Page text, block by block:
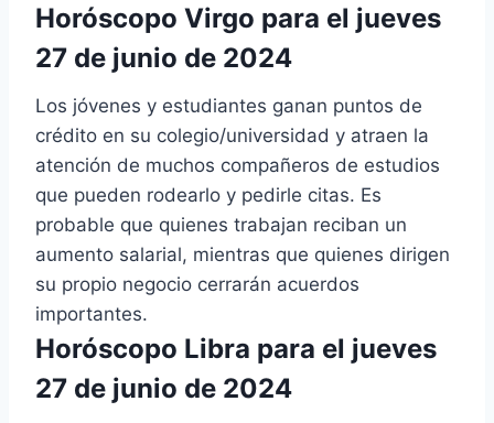
Horóscopo Virgo para el jueves
27 de junio de 2024
Los jóvenes y estudiantes ganan puntos de
crédito en su colegio/universidad y atraen la
atención de muchos compañeros de estudios
que pueden rodearlo y pedirle citas. Es
probable que quienes trabajan reciban un
aumento salarial, mientras que quienes dirigen
su propio negocio cerrarán acuerdos
importantes.
Horóscopo Libra para el jueves
27 de junio de 2024